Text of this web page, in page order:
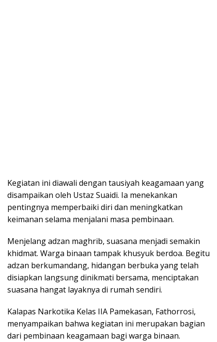
Kegiatan ini diawali dengan tausiyah keagamaan yang
disampaikan oleh Ustaz Suaidi. Ia menekankan
pentingnya memperbaiki diri dan meningkatkan
keimanan selama menjalani masa pembinaan.
Menjelang adzan maghrib, suasana menjadi semakin
khidmat. Warga binaan tampak khusyuk berdoa. Begitu
adzan berkumandang, hidangan berbuka yang telah
disiapkan langsung dinikmati bersama, menciptakan
suasana hangat layaknya di rumah sendiri.
Kalapas Narkotika Kelas IIA Pamekasan, Fathorrosi,
menyampaikan bahwa kegiatan ini merupakan bagian
dari pembinaan keagamaan bagi warga binaan.